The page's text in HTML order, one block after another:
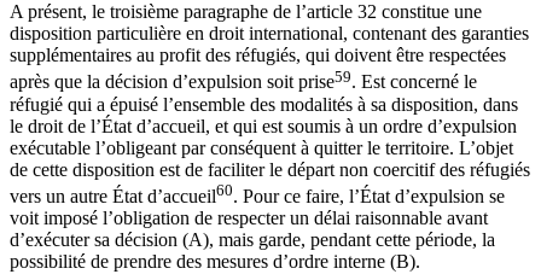
A présent, le troisième paragraphe de l’article 32 constitue une
disposition particulière en droit international, contenant des garanties
supplémentaires au profit des réfugiés, qui doivent être respectées
après que la décision d’expulsion soit prise59. Est concerné le
réfugié qui a épuisé l’ensemble des modalités à sa disposition, dans
le droit de l’État d’accueil, et qui est soumis à un ordre d’expulsion
exécutable l’obligeant par conséquent à quitter le territoire. L’objet
de cette disposition est de faciliter le départ non coercitif des réfugiés
vers un autre État d’accueil60. Pour ce faire, l’État d’expulsion se
voit imposé l’obligation de respecter un délai raisonnable avant
d’exécuter sa décision (A), mais garde, pendant cette période, la
possibilité de prendre des mesures d’ordre interne (B).